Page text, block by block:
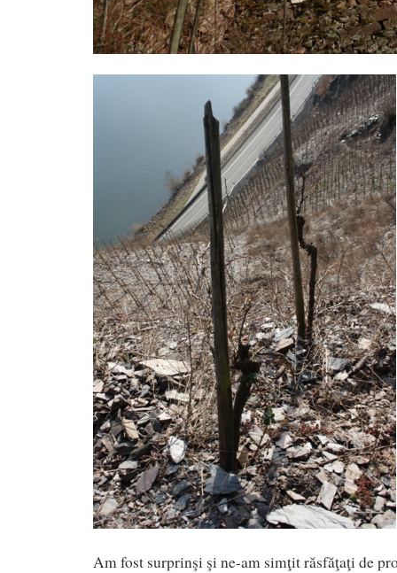
Am fost surprinşi şi ne-am simţit răsfăţaţi de